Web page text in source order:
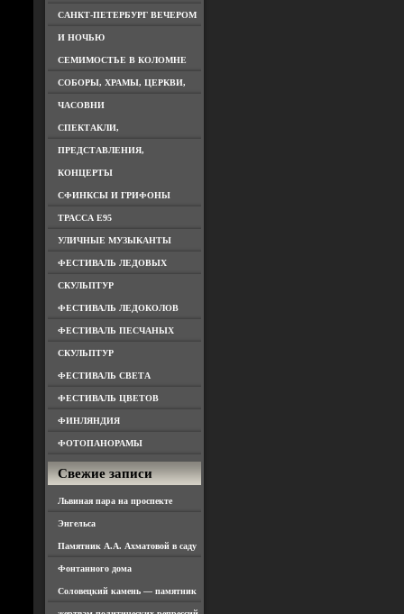
САНКТ-ПЕТЕРБУРГ ВЕЧЕРОМ
И НОЧЬЮ
СЕМИМОСТЬЕ В КОЛОМНЕ
СОБОРЫ, ХРАМЫ, ЦЕРКВИ,
ЧАСОВНИ
СПЕКТАКЛИ,
ПРЕДСТАВЛЕНИЯ,
КОНЦЕРТЫ
СФИНКСЫ И ГРИФОНЫ
ТРАССА Е95
УЛИЧНЫЕ МУЗЫКАНТЫ
ФЕСТИВАЛЬ ЛЕДОВЫХ
СКУЛЬПТУР
ФЕСТИВАЛЬ ЛЕДОКОЛОВ
ФЕСТИВАЛЬ ПЕСЧАНЫХ
СКУЛЬПТУР
ФЕСТИВАЛЬ СВЕТА
ФЕСТИВАЛЬ ЦВЕТОВ
ФИНЛЯНДИЯ
ФОТОПАНОРАМЫ
Свежие записи
Львиная пара на проспекте
Энгельса
Памятник А.А. Ахматовой в саду
Фонтанного дома
Соловецкий камень — памятник